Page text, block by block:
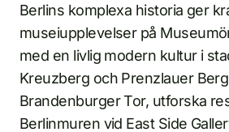
Berlins komplexa historia ger
museiupplevelser på
med en livlig modern kultur i
Kreuzberg och Prenzlauer
Brandenburger Tor, utforska
Berlinmuren vid East Side